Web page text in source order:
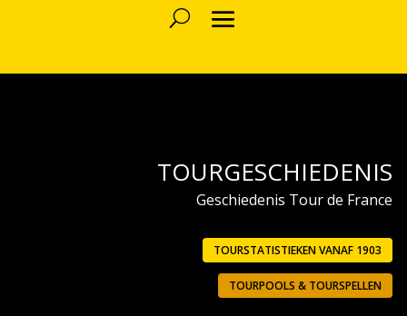
TOURGESCHIEDENIS
Geschiedenis Tour de France
TOURSTATISTIEKEN VANAF 1903
TOURPOOLS & TOURSPELLEN